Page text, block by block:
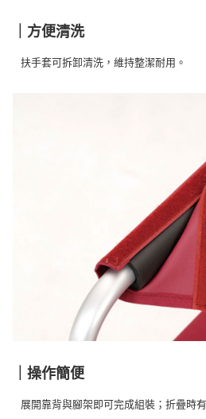
｜方便清洗
扶手套可拆卸清洗，維持整潔耐用。
｜操作簡便
展開靠背與腳架即可完成組裝；折疊時